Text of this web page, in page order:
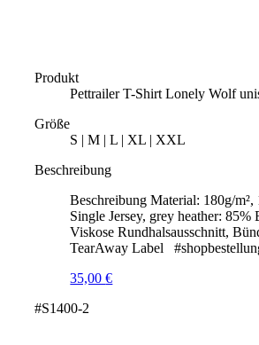
Produkt
Pettrailer T-Shirt Lonely Wolf
Größe
S | M | L | XL | XXL
Beschreibung
Beschreibung Material: 180g/
Single Jersey, grey heather:
Viskose Rundhalsausschnitt,
TearAway Label
35,00€
#S1400-2